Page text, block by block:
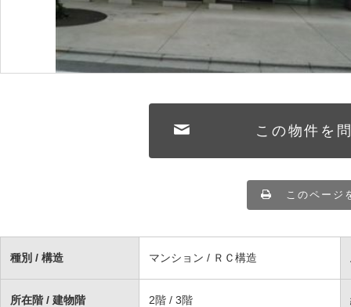
この物件を
このページ
種別 / 構造 マンション / ＲＣ構造
所在階 / 建物階 2階 / 3階